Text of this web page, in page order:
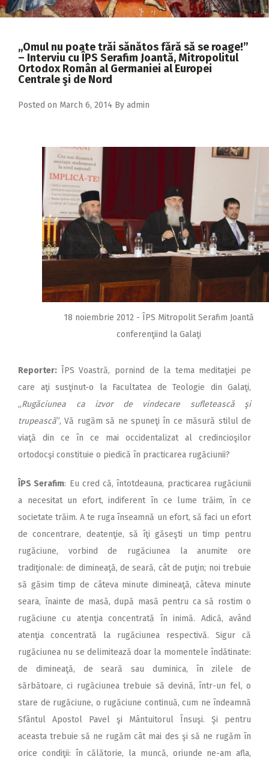
2018
2016
2015
,,Omul nu poate trăi sănătos fără să se roage!”
– Interviu cu ÎPS Serafim Joantă, Mitropolitul
Ortodox Român al Germaniei al Europei
Centrale şi de Nord
Posted on March 6, 2014 By admin
18 noiembrie 2012 - ÎPS Mitropolit Serafim Joantă
conferenţiind la Galaţi
Reporter: ÎPS Voastră, pornind de la tema meditaţiei pe
care aţi susţinut-o la Facultatea de Teologie din Galaţi,
„Rugăciunea ca izvor de vindecare sufletească şi
trupească”, Vă rugăm să ne spuneţi în ce măsură stilul de
viaţă din ce în ce mai occidentalizat al credincioşilor
ortodocşi constituie o piedică în practicarea rugăciunii?
ÎPS Serafim: Eu cred că, întotdeauna, practicarea rugăciunii
a necesitat un efort, indiferent în ce lume trăim, în ce
societate trăim. A te ruga înseamnă un efort, să faci un efort
de concentrare, deatenţie, să îţi găseşti un timp pentru
rugăciune, vorbind de rugăciunea la anumite ore
tradiţionale: de dimineaţă, de seară, cât de puţin; noi trebuie
să găsim timp de câteva minute dimineaţă, câteva minute
seara, înainte de masă, după masă pentru ca să rostim o
rugăciune cu atenţia concentrată în inimă. Adică, având
atenţia concentrată la rugăciunea respectivă. Sigur că
rugăciunea nu se delimitează doar la momentele îndătinate:
de dimineaţă, de seară sau duminica, în zilele de
sărbătoare, ci rugăciunea trebuie să devină, într-un fel, o
stare de rugăciune, o rugăciune continuă, cum ne îndeamnă
Sfântul Apostol Pavel şi Mântuitorul Însuşi. Şi pentru
aceasta trebuie să ne rugăm cât mai des şi să ne rugăm în
orice condiţii: în călătorie, la muncă, oriunde ne-am afla,